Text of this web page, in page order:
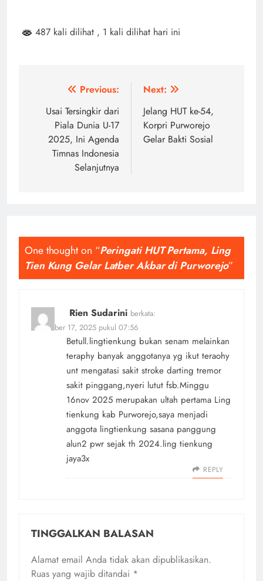
487 kali dilihat , 1 kali dilihat hari ini
Navigasi
pos
Previous:
Usai Tersingkir dari
Piala Dunia U-17
2025, Ini Agenda
Timnas Indonesia
Selanjutnya
Next:
Jelang HUT ke-54,
Korpri Purworejo
Gelar Bakti Sosial
One thought on “Peringati HUT Pertama, Ling
Tien Kung Gelar Latber Akbar di Purworejo”
Rien Sudarini berkata:
November 17, 2025 pukul 07:56
Betull.lingtienkung bukan senam melainkan
teraphy banyak anggotanya yg ikut teraohy
unt mengatasi sakit stroke darting tremor
sakit pinggang,nyeri lutut fsb.Minggu
16nov 2025 merupakan ultah pertama Ling
tienkung kab Purworejo,saya menjadi
anggota lingtienkung sasana panggung
alun2 pwr sejak th 2024.ling tienkung
jaya3x
REPLY
TINGGALKAN BALASAN
Alamat email Anda tidak akan dipublikasikan.
Ruas yang wajib ditandai *